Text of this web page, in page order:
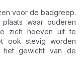
voor de badgreep.
waar ouderen
zich hoeven uit te
ook stevig worden
gewicht van de